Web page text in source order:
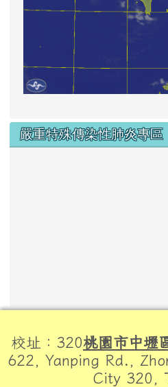
嚴重特殊傳染性肺炎專區
校址：320桃園市中壢
622, Yanping Rd.,
City 320,